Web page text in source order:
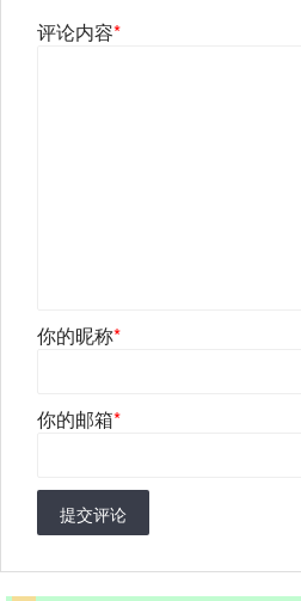
评论内容*
你的昵称*
你的邮箱*
提交评论